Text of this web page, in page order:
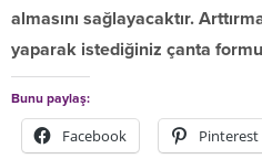
almasını sağlayacaktır.
yaparak istediğiniz çanta
Bunu paylaş:
Facebook Pinterest